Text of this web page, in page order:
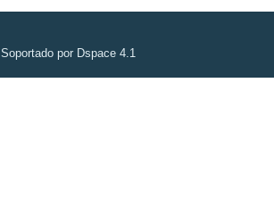
Soportado por Dspace 4.1